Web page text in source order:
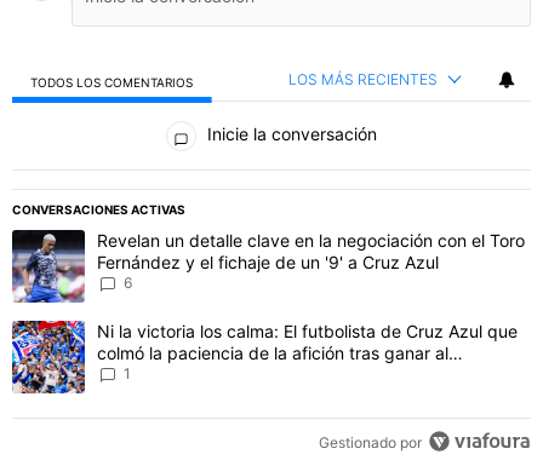
TODOS LOS COMENTARIOS LOS MÁS RECIENTES
Todos los comentarios
Inicie la conversación
CONVERSACIONES ACTIVAS
Este listado muestra los artículos con más comentarios en los
Un artículo de tendencia con el título "Revelan un detalle clave
Revelan un detalle clave en la negociación con el Toro
Fernández y el fichaje de un '9' a Cruz Azul
Un artículo de tendencia con el título "Ni la victoria los calma: El
Ni la victoria los calma: El futbolista de Cruz Azul que